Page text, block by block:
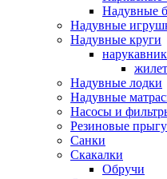
Надувные
Надувные
Надувные круги
Надувные лодки
Надувные
Насосы и
Резиновые
Санки
Скакалки
Обручи